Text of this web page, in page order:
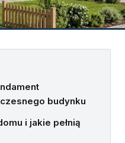
budynku
i jakie pełnią